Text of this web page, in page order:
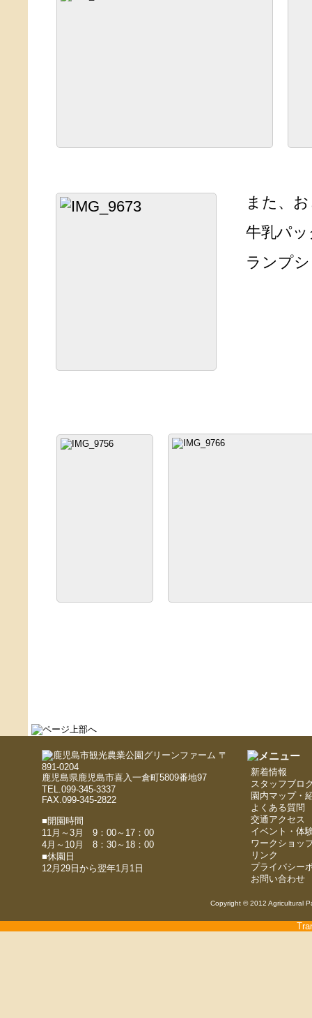
また、お
牛乳パッ
ランプシ
〒
891-0204
鹿児島県鹿児島市喜入一倉町5809番地97
TEL.099-345-3337
FAX.099-345-2822
■開園時間
11月～3月 9：00～17：00
4月～10月 8：30～18：00
■休園日
12月29日から翌年1月1日
新着情報
スタッフブロ
園内マップ・
よくある質問
交通アクセス
イベント・体
ワークショッ
リンク
プライバシー
お問い合わせ
Copyright © 2012 Agricultural